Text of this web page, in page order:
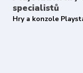
specialistů
Hry a konzole